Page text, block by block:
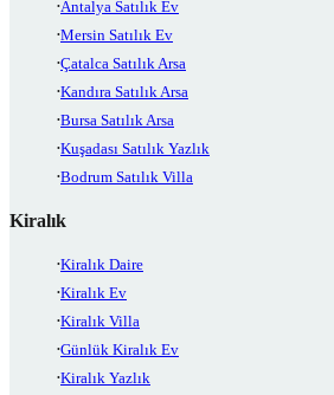
Antalya Satılık Ev
Mersin Satılık Ev
Çatalca Satılık Arsa
Kandıra Satılık Arsa
Bursa Satılık Arsa
Kuşadası Satılık Yazlık
Bodrum Satılık Villa
Kiralık
Kiralık Daire
Kiralık Ev
Kiralık Villa
Günlük Kiralık Ev
Kiralık Yazlık